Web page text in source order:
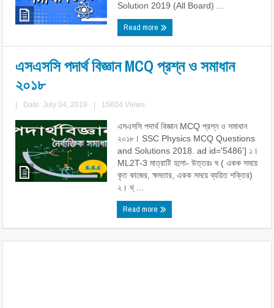
Solution 2019 (All Board) ...
Read more
এসএসসি পদার্থ বিজ্ঞান MCQ প্রশ্ন ও সমাধান
২০১৮
Date: July 04, 2018 15604 Views
এসএসসি পদার্থ বিজ্ঞান MCQ প্রশ্ন ও সমাধান
২০১৮। SSC Physics MCQ Questions
and Solutions 2018. ad id='5486'] ১।
ML2T-3 মাত্রাটি হলো- উত্তরঃ ঘ ( একক সময়ে
কৃত কাজের, ক্ষমতার, একক সময়ে ব্যয়িত শক্তির)
২। থ্ ...
Read more